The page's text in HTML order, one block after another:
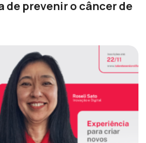
de prevenir o câncer de